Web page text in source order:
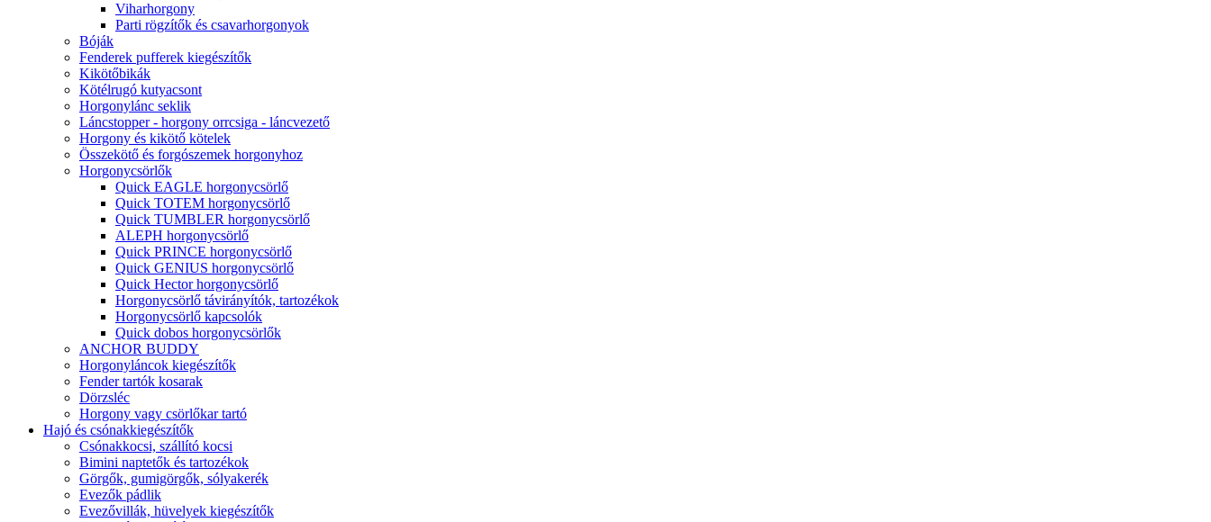
Viharhorgony
Parti rögzítők és csavarhorgonyok
Bóják
Fenderek pufferek kiegészítők
Kikötőbikák
Kötélrugó kutyacsont
Horgonylánc seklik
Láncstopper - horgony orrcsiga - láncvezető
Horgony és kikötő kötelek
Összekötő és forgószemek horgonyhoz
Horgonycsörlők
Quick EAGLE horgonycsörlő
Quick TOTEM horgonycsörlő
Quick TUMBLER horgonycsörlő
ALEPH horgonycsörlő
Quick PRINCE horgonycsörlő
Quick GENIUS horgonycsörlő
Quick Hector horgonycsörlő
Horgonycsörlő távirányítók, tartozékok
Horgonycsörlő kapcsolók
Quick dobos horgonycsörlők
ANCHOR BUDDY
Horgonyláncok kiegészítők
Fender tartók kosarak
Dörzsléc
Horgony vagy csörlőkar tartó
Hajó és csónakkiegészítők
Csónakkocsi, szállító kocsi
Bimini naptetők és tartozékok
Görgők, gumigörgők, sólyakerék
Evezők pádlik
Evezővillák, hüvelyek kiegészítők